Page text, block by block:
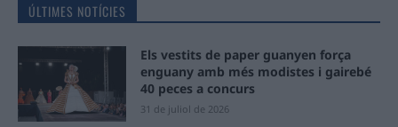
ÚLTIMES NOTÍCIES
Els vestits de paper guanyen força
enguany amb més modistes i gairebé
40 peces a concurs
31 de juliol de 2026